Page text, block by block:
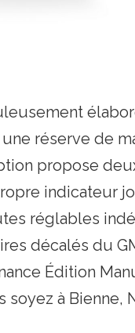
réserve de
propose
indicateur
réglables
décalés du
Édition
à Bienne,